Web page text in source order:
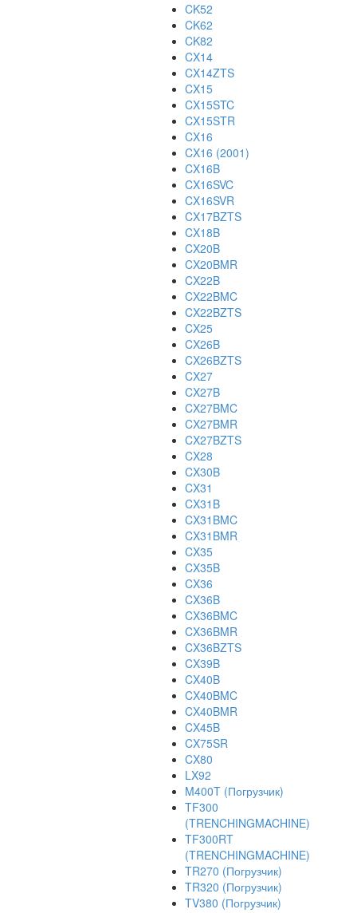
CK52
CK62
CK82
CX14
CX14ZTS
CX15
CX15STC
CX15STR
CX16
CX16 (2001)
CX16B
CX16SVC
CX16SVR
CX17BZTS
CX18B
CX20B
CX20BMR
CX22B
CX22BMC
CX22BZTS
CX25
CX26B
CX26BZTS
CX27
CX27B
CX27BMC
CX27BMR
CX27BZTS
CX28
CX30B
CX31
CX31B
CX31BMC
CX31BMR
CX35
CX35B
CX36
CX36B
CX36BMC
CX36BMR
CX36BZTS
CX39B
CX40B
CX40BMC
CX40BMR
CX45B
CX75SR
CX80
LX92
M400T (Погрузчик)
TF300
(TRENCHINGMACHINE)
TF300RT
(TRENCHINGMACHINE)
TR270 (Погрузчик)
TR320 (Погрузчик)
TV380 (Погрузчик)